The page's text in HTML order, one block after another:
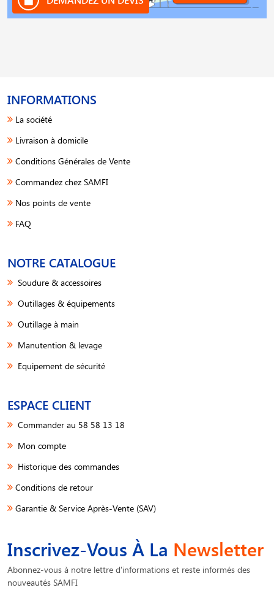
INFORMATIONS
La société
Livraison à domicile
Conditions Générales de Vente
Commandez chez SAMFI
Nos points de vente
FAQ
NOTRE CATALOGUE
Soudure & accessoires
Outillages & équipements
Outillage à main
Manutention & levage
Equipement de sécurité
ESPACE CLIENT
Commander au 58 58 13 18
Mon compte
Historique des commandes
Conditions de retour
Garantie & Service Après-Vente (SAV)
Inscrivez-Vous À La Newsletter
Abonnez-vous à notre lettre d'informations et reste informés des
nouveautés SAMFI